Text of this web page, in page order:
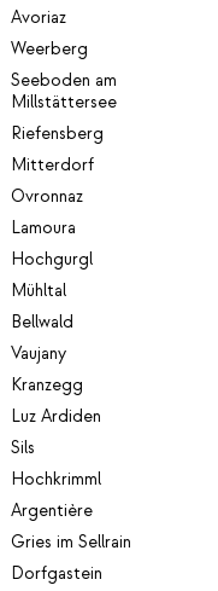
Avoriaz
Weerberg
Seeboden am
Millstättersee
Riefensberg
Mitterdorf
Ovronnaz
Lamoura
Hochgurgl
Mühltal
Bellwald
Vaujany
Kranzegg
Luz Ardiden
Sils
Hochkrimml
Argentière
Gries im Sellrain
Dorfgastein